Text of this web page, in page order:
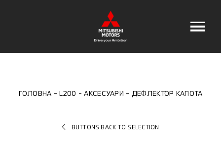
ГОЛОВНА L200 АКСЕСУАРИ ДЕФЛЕКТОР КАПОТА
BUTTONS.BACK TO SELECTION